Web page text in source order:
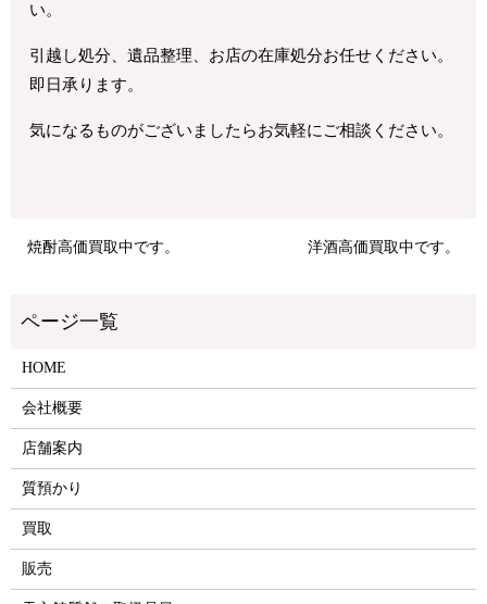
い。
引越し処分、遺品整理、お店の在庫処分お任せください。
即日承ります。
気になるものがございましたらお気軽にご相談ください。
焼酎高価買取中です。 洋酒高価買取中です。
HOME
会社概要
店舗案内
質預かり
買取
販売